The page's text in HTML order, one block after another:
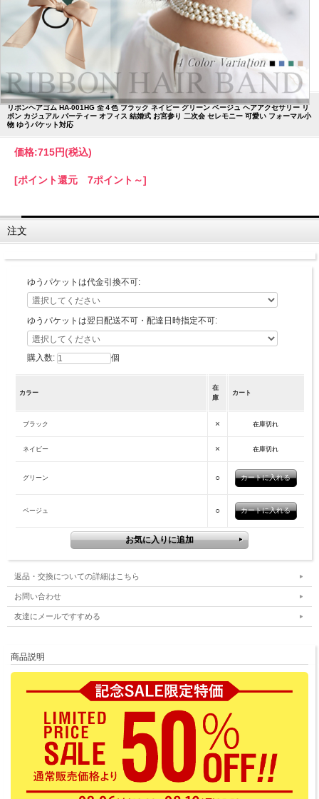
リボンヘアゴム HA-001HG 全４色 ブラック ネイビー グリーン ベージュ ヘアアクセサリー リ
ボン カジュアル パーティー オフィス 結婚式 お宮参り 二次会 セレモニー 可愛い フォーマル小
物 ゆうパケット対応
価格:715円(税込)
[ポイント還元 7ポイント～]
注文
ゆうパケットは代金引換不可:
ゆうパケットは翌日配送不可・配達日時指定不可:
購入数: 個
カラー
在
庫
カート
ブラック × 在庫切れ
ネイビー × 在庫切れ
グリーン ○
ベージュ ○
返品・交換についての詳細はこちら
お問い合わせ
友達にメールですすめる
商品説明